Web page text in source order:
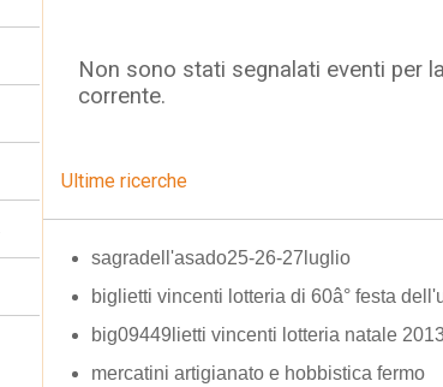
Non sono stati segnalati eventi per
corrente.
Ultime ricerche
sagradell'asado25-26-27luglio
biglietti vincenti lotteria di 60â° festa
big09449lietti vincenti lotteria natale
mercatini artigianato e hobbistica fermo